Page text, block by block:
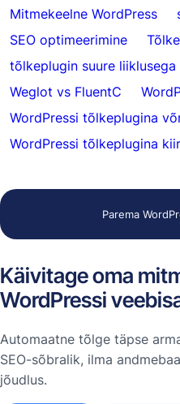
Mitmekeelne WordPress
SEO optimeerimine
tõlkeplugin suure
Weglot vs FluentC
WordPressi tõlkeplugina
WordPressi tõlkeplugina
Parema
Käivitage oma
WordPressi
Automaatne tõlge täpse
SEO-sõbralik, ilma
jõudlus.